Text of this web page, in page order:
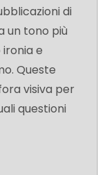
di
un tono più
e
Queste
visiva per
questioni